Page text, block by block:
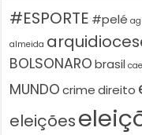
#ESPORTE #pelé
almeida
BOLSONARO brasil
MUNDO crime direito
eleições